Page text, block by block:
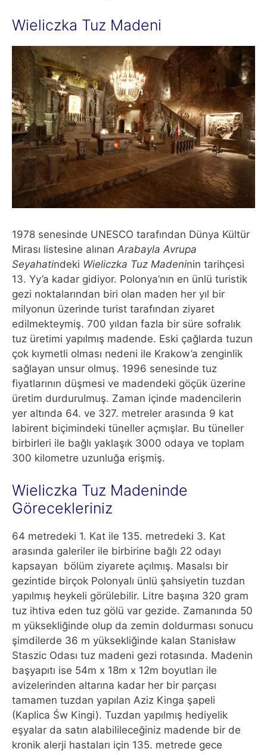
Wieliczka Tuz Madeni
1978 senesinde UNESCO tarafından Dünya Kültür
Mirası listesine alınan Arabayla Avrupa
Seyahatindeki Wieliczka Tuz Madeninin tarihçesi
13. Yy’a kadar gidiyor. Polonya’nın en ünlü turistik
gezi noktalarından biri olan maden her yıl bir
milyonun üzerinde turist tarafından ziyaret
edilmekteymiş. 700 yıldan fazla bir süre sofralık
tuz üretimi yapılmış madende. Eski çağlarda tuzun
çok kıymetli olması nedeni ile Krakow’a zenginlik
sağlayan unsur olmuş. 1996 senesinde tuz
fiyatlarının düşmesi ve madendeki göçük üzerine
üretim durdurulmuş. Zaman içinde madencilerin
yer altında 64. ve 327. metreler arasında 9 kat
labirent biçimindeki tüneller açmışlar. Bu tüneller
birbirleri ile bağlı yaklaşık 3000 odaya ve toplam
300 kilometre uzunluğa erişmiş.
Wieliczka Tuz Madeninde
Görecekleriniz
64 metredeki 1. Kat ile 135. metredeki 3. Kat
arasında galeriler ile birbirine bağlı 22 odayı
kapsayan bölüm ziyarete açılmış. Masalsı bir
gezintide birçok Polonyalı ünlü şahsiyetin tuzdan
yapılmış heykeli görülebilir. Litre başına 320 gram
tuz ihtiva eden tuz gölü var gezide. Zamanında 50
m yüksekliğinde olup da zemin doldurması sonucu
şimdilerde 36 m yüksekliğinde kalan Stanisław
Staszic Odası tuz madeni gezi rotasında. Madenin
başyapıtı ise 54m x 18m x 12m boyutları ile
avizelerinden altarına kadar her bir parçası
tamamen tuzdan yapılan Aziz Kinga şapeli
(Kaplica Św Kingi). Tuzdan yapılmış hediyelik
eşyalar da satın alabilileceğiniz madende bir de
kronik alerji hastaları için 135. metrede gece